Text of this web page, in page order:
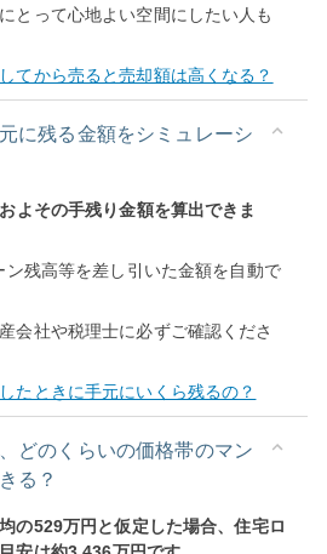
とって心地よい空間にしたい人も
てから売ると売却額は高くなる？
に残る金額をシミュレーシ
よその手残り金額を算出できま
ン残高等を差し引いた金額を自動で
会社や税理士に必ずご確認くださ
たときに手元にいくら残るの？
どのくらいの価格帯のマン
る？
の529万円と仮定した場合、住宅ロ